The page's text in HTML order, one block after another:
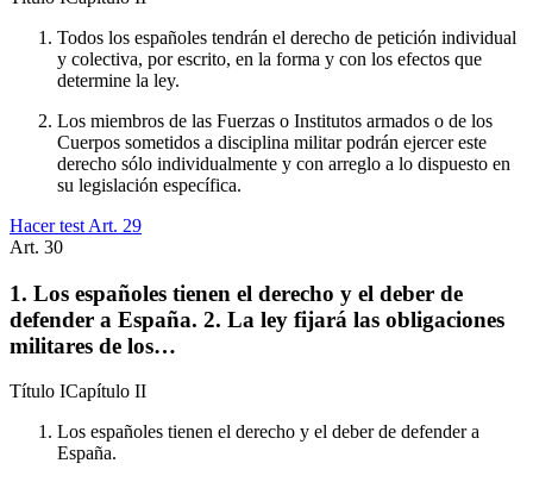
Todos los españoles tendrán el derecho de petición individual
y colectiva, por escrito, en la forma y con los efectos que
determine la ley.
Los miembros de las Fuerzas o Institutos armados o de los
Cuerpos sometidos a disciplina militar podrán ejercer este
derecho sólo individualmente y con arreglo a lo dispuesto en
su legislación específica.
Hacer test Art. 29
Art. 30
1. Los españoles tienen el derecho y el deber de
defender a España. 2. La ley fijará las obligaciones
militares de los…
Título ICapítulo II
Los españoles tienen el derecho y el deber de defender a
España.